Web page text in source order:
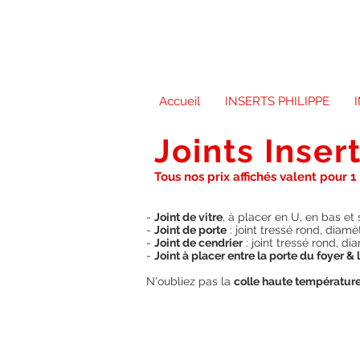
Accueil INSERTS PHILIPPE
Joints
Tous nos prix affichés valent pour
- Joint de vitre, à placer en U, en bas et
- Joint de porte : joint tressé rond,
- Joint de cendrier: joint tressé rond,
- Joint à placer entre la porte du foyer
N'oubliez pas la colle haute